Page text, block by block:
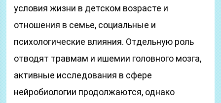
условия жизни в детском возрасте и
отношения в семье, социальные и
психологические влияния. Отдельную роль
отводят травмам и ишемии головного мозга,
активные исследования в сфере
нейробиологии продолжаются, однако